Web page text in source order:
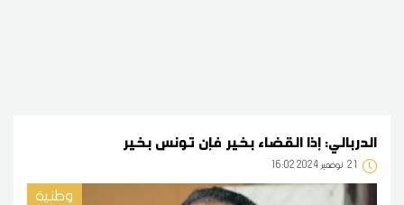
الدربالي: إذا القضاء بخير فإن تونس بخير
21 16:02 2024 نوفمبر
وطنية